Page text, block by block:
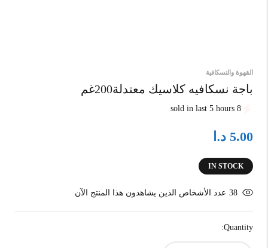
القهوة والنسكافية
باجة نسكافيه كلاسيك معتدلة200غم
8 sold in last 5 hours
5.00 د.ا
IN STOCK
38 عدد الأشخاص الذين يشاهدون هذا المنتج الآن
Quantity: